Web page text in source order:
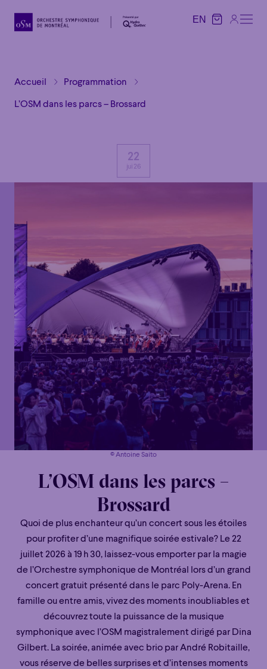
EN
Accueil Programmation
L’OSM dans les parcs – Brossard
22
jui 26
© Antoine Saito
L’OSM dans les parcs –
Brossard
Quoi de plus enchanteur qu’un concert sous les étoiles
pour profiter d’une magnifique soirée estivale? Le 22
juillet 2026 à 19 h 30, laissez-vous emporter par la magie
de l’Orchestre symphonique de Montréal lors d’un grand
concert gratuit présenté dans le parc Poly-Arena. En
famille ou entre amis, vivez des moments inoubliables et
découvrez toute la puissance de la musique
symphonique avec l’OSM magistralement dirigé par Dina
Gilbert. La soirée, animée avec brio par André Robitaille,
vous réserve de belles surprises et d’intenses moments